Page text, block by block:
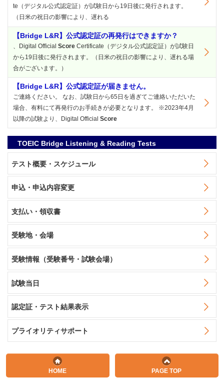
te（デジタル公式認定証）が試験日から19日後に発行されます。
（日米の祝日の影響により、遅れる
【Bridge L&R】公式認定証の再発行はできますか？
、Digital Official Score Certificate（デジタル公式認定証）が試験日
から19日後に発行されます。（日米の祝日の影響により、遅れる場
合がございます。）
【Bridge L&R】公式認定証が届きません。
ご連絡ください。 なお、試験日から65日を過ぎてご連絡いただいた
場合、有料にて再発行のお手続きが必要となります。 ※2023年4月
以降の試験より、Digital Official Score
TOEIC Bridge Listening & Reading Tests
テスト概要・スケジュール
申込・申込内容変更
支払い・領収書
受験地・会場
受験情報（受験番号・試験会場）
試験当日
認定証・テスト結果表示
プライオリティサポート
HOME PAGE TOP